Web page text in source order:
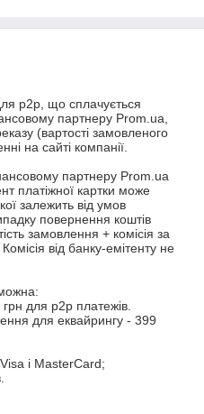
р2р, що сплачується
партнеру Prom.uа,
(вартості замовленого
на сайті компанії.
партнеру Prom.uа
платіжної картки може
залежить від умов
повернення коштів
замовлення + комісія за
від банку-емітенту не
для еквайрингу - 399
і MasterCard;